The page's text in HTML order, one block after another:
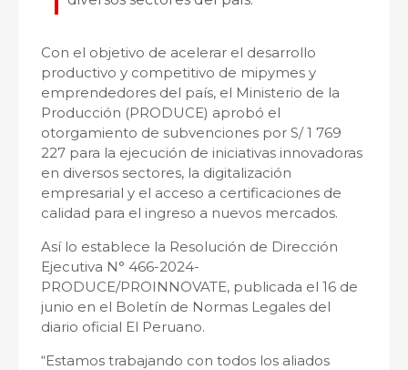
Con el objetivo de acelerar el desarrollo
productivo y competitivo de mipymes y
emprendedores del país, el Ministerio de la
Producción (PRODUCE) aprobó el
otorgamiento de subvenciones por S/ 1 769
227 para la ejecución de iniciativas innovadoras
en diversos sectores, la digitalización
empresarial y el acceso a certificaciones de
calidad para el ingreso a nuevos mercados.
Así lo establece la Resolución de Dirección
Ejecutiva N° 466-2024-
PRODUCE/PROINNOVATE, publicada el 16 de
junio en el Boletín de Normas Legales del
diario oficial El Peruano.
“Estamos trabajando con todos los aliados